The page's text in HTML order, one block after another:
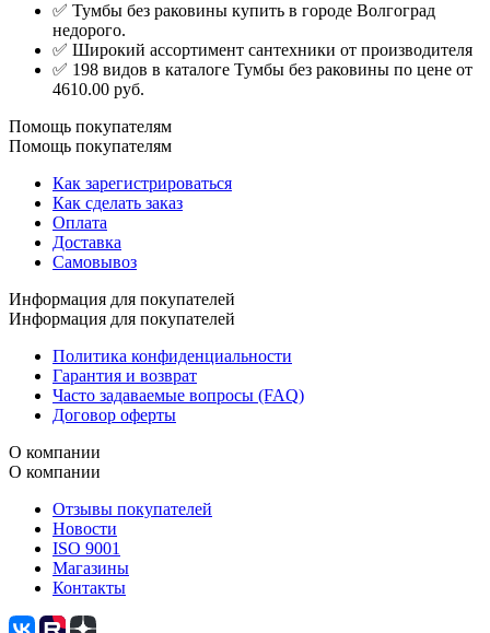
✅ Тумбы без раковины купить в городе Волгоград
недорого.
✅ Широкий ассортимент сантехники от производителя
✅ 198 видов в каталоге Тумбы без раковины по цене от
4610.00 руб.
Помощь покупателям
Помощь покупателям
Как зарегистрироваться
Как сделать заказ
Оплата
Доставка
Самовывоз
Информация для покупателей
Информация для покупателей
Политика конфиденциальности
Гарантия и возврат
Часто задаваемые вопросы (FAQ)
Договор оферты
О компании
О компании
Отзывы покупателей
Новости
ISO 9001
Магазины
Контакты